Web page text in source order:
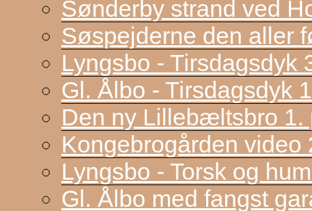
Sønderby strand ved
Søspejderne den aller
Lyngsbo - Tirsdagsdyk
Gl. Ålbo - Tirsdagsdyk
Den ny Lillebæltsbro 1.
Kongebrogården video
Lyngsbo - Torsk og
Gl. Ålbo med fangst